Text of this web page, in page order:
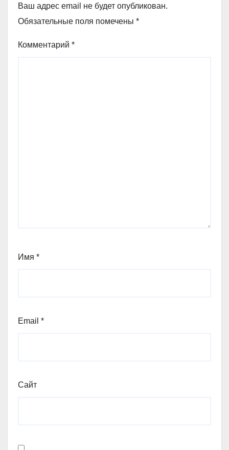
Ваш адрес email не будет опубликован.
Обязательные поля помечены *
Комментарий *
Имя *
Email *
Сайт